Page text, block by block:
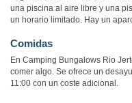
una piscina al aire libre y una
un horario limitado. Hay un
Comidas
En Camping Bungalows Rio
comer algo. Se ofrece un
11:00 con un coste adicional.